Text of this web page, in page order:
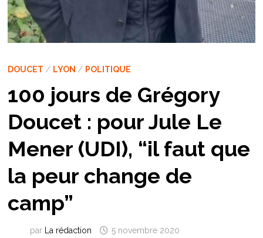
DOUCET / LYON / POLITIQUE
100 jours de Grégory
Doucet : pour Jule Le
Mener (UDI), “il faut que
la peur change de
camp”
par La rédaction 5 novembre 2020